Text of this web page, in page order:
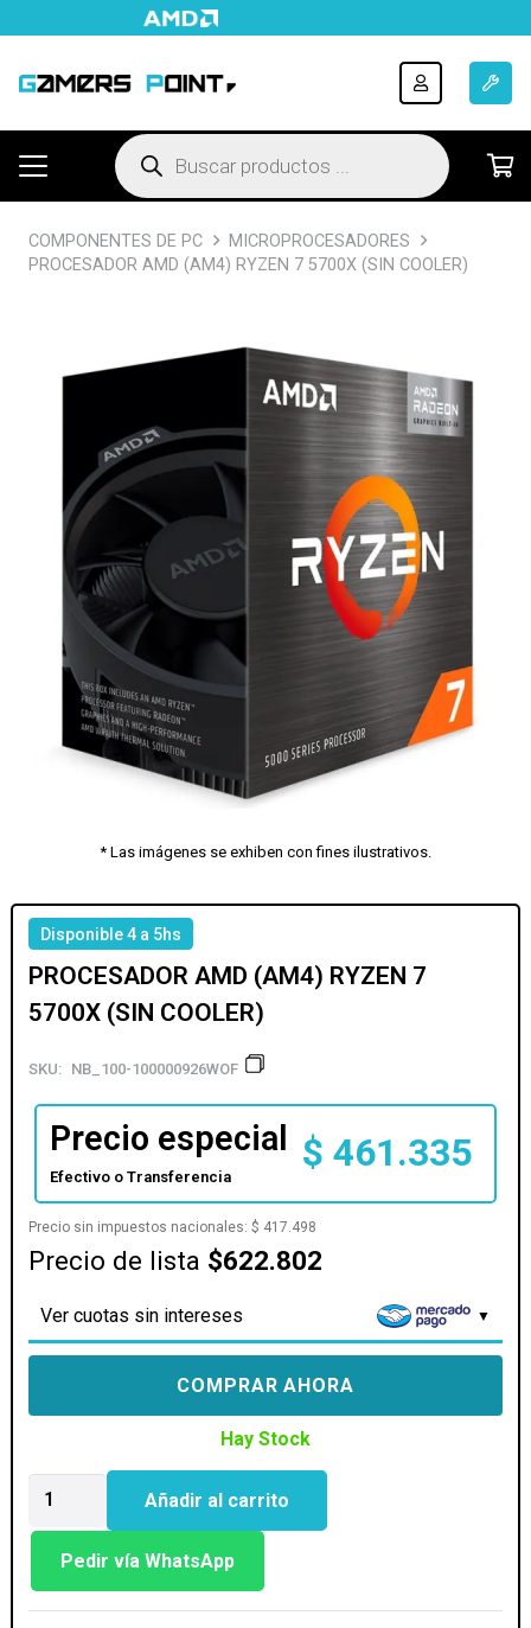
Búsqueda
de
productos
COMPONENTES DE PC
MICROPROCESADORES
PROCESADOR AMD (AM4) RYZEN 7 5700X (SIN COOLER)
* Las imágenes se exhiben con fines ilustrativos.
Disponible 4 a 5hs
PROCESADOR AMD (AM4) RYZEN 7
5700X (SIN COOLER)
SKU: NB_100-100000926WOF
Precio especial
Efectivo o Transferencia
$ 461.335
Precio sin impuestos nacionales:$ 417.498
Precio de lista $622.802
Ver cuotas sin intereses
COMPRAR AHORA
Hay Stock
AMD
(AM4)
RYZEN
Añadir al carrito
Pedir vía WhatsApp